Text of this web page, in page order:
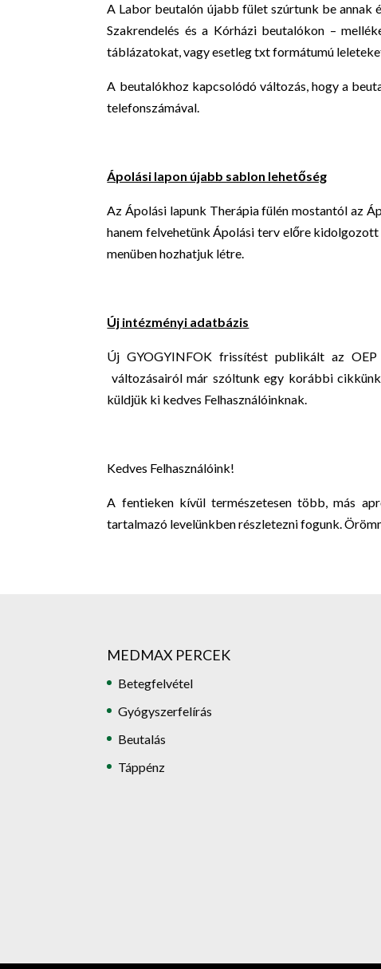
A Labor beutalón újabb fület szúrtunk be annak
Szakrendelés és a Kórházi beutalókon –
táblázatokat, vagy esetleg txt formátumú
A beutalókhoz kapcsolódó változás, hogy a
telefonszámával.
Ápolási lapon újabb sablon lehetőség
Az Ápolási lapunk Therápia fülén mostantól az
hanem felvehetünk Ápolási terv előre
menüben hozhatjuk létre.
Új intézményi adatbázis
Új GYOGYINFOK frissítést publikált az
változásairól már szóltunk egy korábbi
küldjük ki kedves Felhasználóinknak.
Kedves Felhasználóink!
A fentieken kívül természetesen több, más
tartalmazó levelünkben részletezni fogunk.
MEDMAX PERCEK
Betegfelvétel
Gyógyszerfelírás
Beutalás
Táppénz